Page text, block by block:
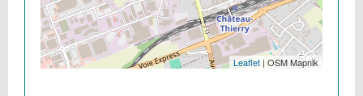
Leaflet| OSM Mapnik